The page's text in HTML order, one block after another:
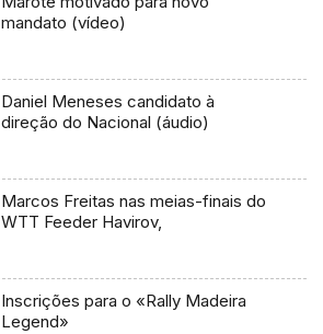
mandato (vídeo)
Daniel Meneses candidato à
direção do Nacional (áudio)
Marcos Freitas nas meias-finais do
WTT Feeder Havirov,
Inscrições para o «Rally Madeira
Legend»